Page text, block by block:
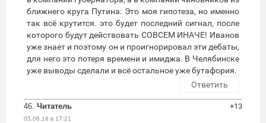
ближнего круга Путина. Это моя гипотеза, но именно
так всё крутится. это будет последний сигнал, после
которого будут действовать СОВСЕМ ИНАЧЕ! Иванов
уже знает и поэтому он и проигнорировал эти дебаты,
для него это потеря времени и имиджа. В Челябинске
уже выводы сделали и всё остальное уже бутафория.
Ответить
46. Читатель
05.06.18 в 17:21
+13